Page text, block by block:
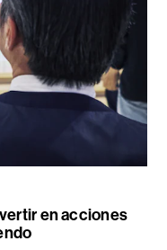
en acciones